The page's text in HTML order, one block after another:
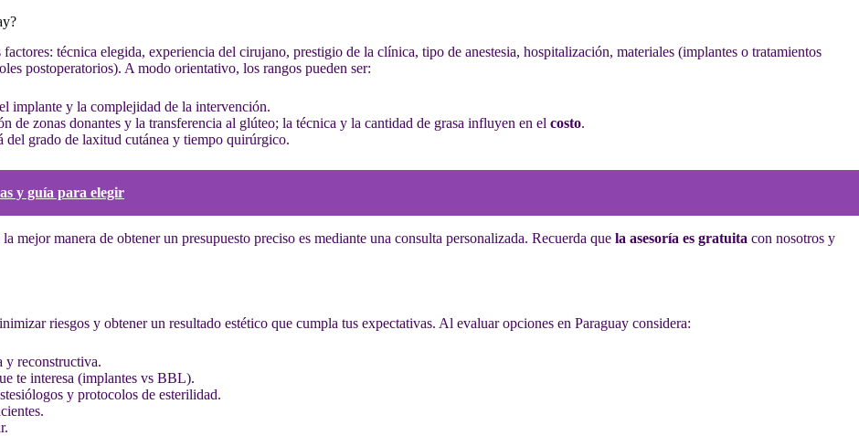
técnica elegida, experiencia del cirujano, prestigio de la clínica, tipo de anestesia, hospitalización, materiales (implantes o tratamientos
postoperatorios). A modo orientativo, los rangos pueden ser:
implante y la complejidad de la intervención.
de zonas donantes y la transferencia al glúteo; la técnica y la cantidad de grasa influyen en el costo.
del grado de laxitud cutánea y tiempo quirúrgico.
y guía para elegir
mejor manera de obtener un presupuesto preciso es mediante una consulta personalizada. Recuerda que la asesoría es gratuita con nosotros y
riesgos y obtener un resultado estético que cumpla tus expectativas. Al evaluar opciones en Paraguay considera:
y reconstructiva.
te interesa (implantes vs BBL).
y protocolos de esterilidad.